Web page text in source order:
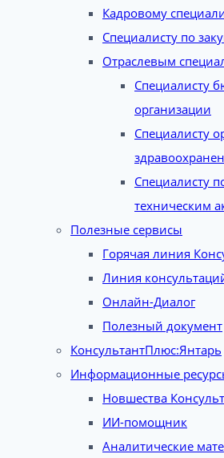
Кадровому
Специалисту по
Отраслевым
Специалисту
организации
Специалисту
Специалисту
техническим
Полезные сервисы
Горячая линия
Линия
Онлайн-Диалог
Полезный документ
КонсультантПлюс:Янтарь
Информационные
Новшества
ИИ-помощник
Аналитические